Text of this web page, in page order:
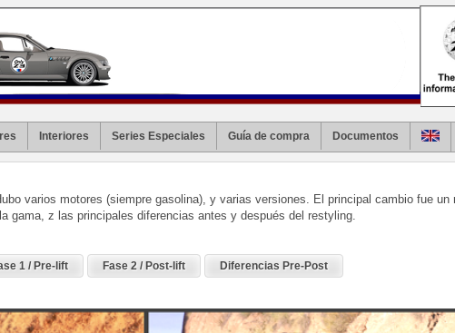
Interiores Series Especiales Guía de compra Documentos
varios motores (siempre gasolina), y varias versiones. El principal cambio fue un
gama, z las principales diferencias antes y después del restyling.
1 / Pre-lift Fase 2 / Post-lift Diferencias Pre-Post